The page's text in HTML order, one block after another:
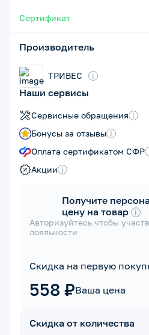
Сертификат
Производитель
ТРИВЕС i
Наши сервисы
Сервисные обращения i
Бонусы за отзывы i
Оплата сертификатом СФР
Акции i
Получите
цену на товар i
Авторизуйтесь чтобы
лояльности
Скидка на первую
558 ₽Ваша цена
Скидка от количества